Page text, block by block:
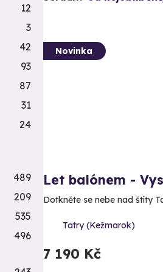
Novinka
Let balónem -
Dotkněte se nebe nad štíty
Tatry (Kežmarok)
7 190 Kč
12
3
42
93
87
31
24
489
209
535
496